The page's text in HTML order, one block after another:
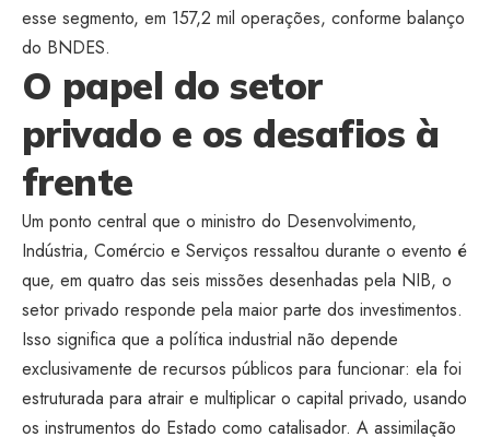
esse segmento, em 157,2 mil operações, conforme balanço
do BNDES.
O papel do setor
privado e os desafios à
frente
Um ponto central que o ministro do Desenvolvimento,
Indústria, Comércio e Serviços ressaltou durante o evento é
que, em quatro das seis missões desenhadas pela NIB, o
setor privado responde pela maior parte dos investimentos.
Isso significa que a política industrial não depende
exclusivamente de recursos públicos para funcionar: ela foi
estruturada para atrair e multiplicar o capital privado, usando
os instrumentos do Estado como catalisador. A assimilação